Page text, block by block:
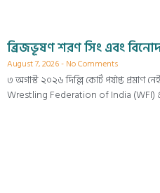
ব্রিজভূষণ শরণ সিং এবং
August 7, 2026 No Comments
৩ অগাস্ট ২০২৬ দিল্লি কোর্ট পর্যাপ্ত প্রমাণ
Wrestling Federation of India (WFI) এর